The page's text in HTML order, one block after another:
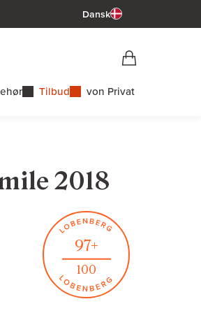
Dansk
Tilbud von Privat
2018
97+
100